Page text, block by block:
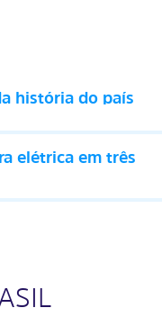
história do país
elétrica em três